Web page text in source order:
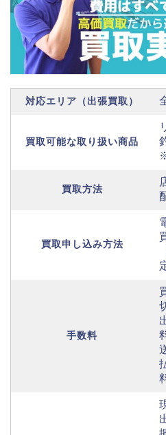
対応エリア（出張買取）
買取可能な取り扱い商品
買取方法
買取申し込み方法
手数料